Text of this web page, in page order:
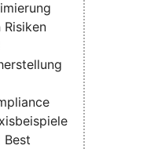
Risiken
Best